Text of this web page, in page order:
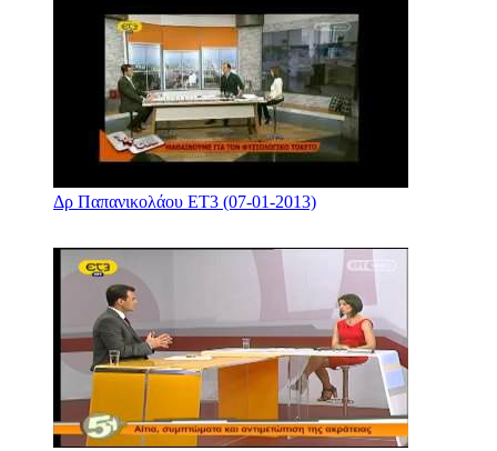
Δρ Παπανικολάου ΕΤ3 (07-01-2013)